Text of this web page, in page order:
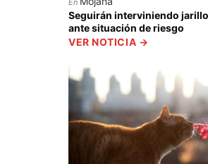
En
Seguirán interviniendo
ante situación de riesgo
VER NOTICIA →